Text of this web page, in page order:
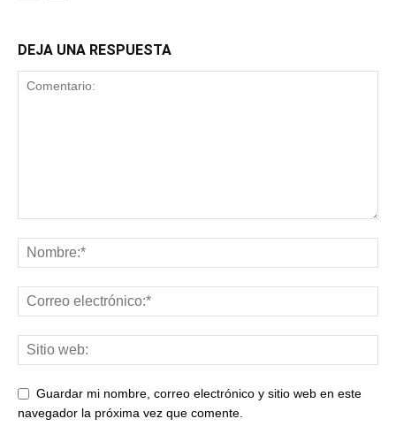
DEJA UNA RESPUESTA
Guardar mi nombre, correo electrónico y sitio web en este
navegador la próxima vez que comente.